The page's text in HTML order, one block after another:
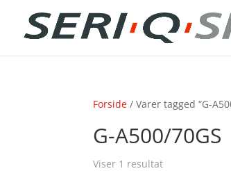
Forside / Varer tagged “G-
G-A500/70GS
Viser 1 resultat